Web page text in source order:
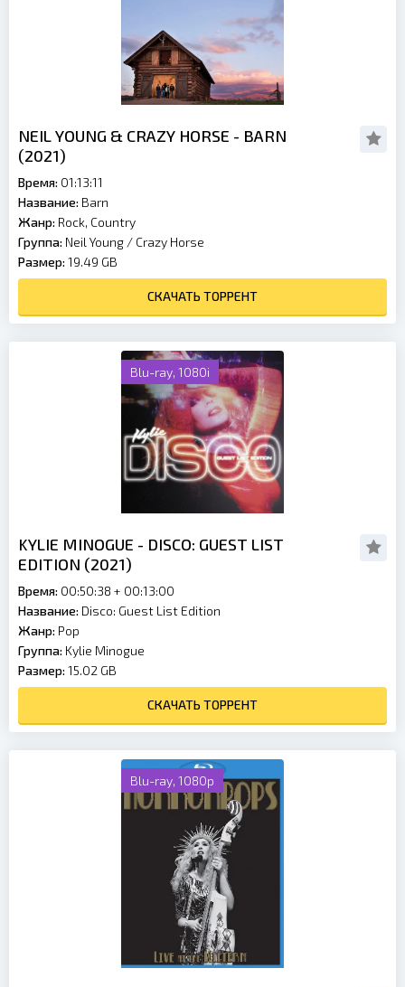
NEIL YOUNG & CRAZY HORSE - BARN
(2021)
Время: 01:13:11
Название: Barn
Жанр: Rock, Country
Группа: Neil Young / Crazy Horse
Размер: 19.49 GB
СКАЧАТЬ ТОРРЕНТ
Blu-ray, 1080i
KYLIE MINOGUE - DISCO: GUEST LIST
EDITION (2021)
Время: 00:50:38 + 00:13:00
Название: Disco: Guest List Edition
Жанр: Pop
Группа: Kylie Minogue
Размер: 15.02 GB
СКАЧАТЬ ТОРРЕНТ
Blu-ray, 1080p